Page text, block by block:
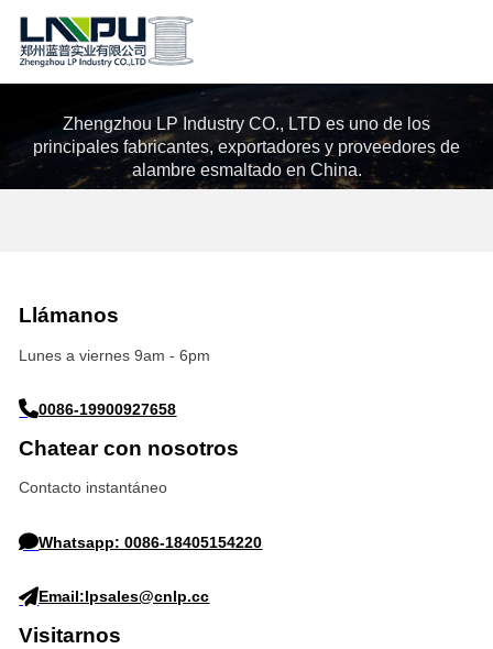
Contacta con nosotros
Zhengzhou LP Industry CO., LTD es uno de los
principales fabricantes, exportadores y proveedores de
alambre esmaltado en China.
Llámanos
Lunes a viernes 9am - 6pm
0086-19900927658
Chatear con nosotros
Contacto instantáneo
Whatsapp: 0086-18405154220
Email:lpsales@cnlp.cc
Visitarnos